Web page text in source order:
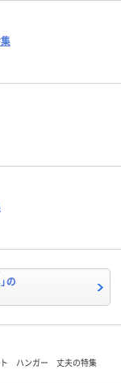
の
ト ハンガー 丈夫の特集